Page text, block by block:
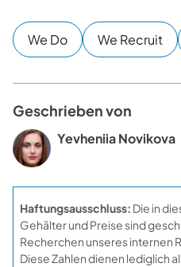
We Do We Recruit
Geschrieben von
Yevheniia Novikova
Haftungsausschluss: Die in
Gehälter und Preise sind
Recherchen unseres internen
Diese Zahlen dienen lediglich